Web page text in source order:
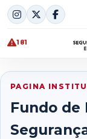
Skip
to
content
181
PAGINA
Fundo